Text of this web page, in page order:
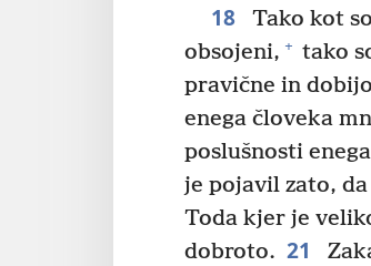
18 Tako kot
obsojeni, + tako
pravične in
enega človeka
poslušnosti
je pojavil zato,
Toda kjer je
dobroto. 21